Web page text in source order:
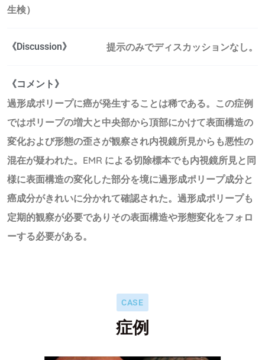
生検）
《Discussion》 提示のみでディスカッションなし。
《コメント》
過形成ポリープに癌が発生することは稀である。この症例
ではポリープの増大と中央部から頂部にかけて表面構造の
変化および形態の歪さが観察され内視鏡所見からも悪性の
混在が疑われた。EMR による切除標本でも内視鏡所見と同
様に表面構造の変化した部分を境に過形成ポリープ成分と
癌成分がきれいに分かれて確認された。過形成ポリープも
定期的観察が必要でありその表面構造や形態変化をフォロ
ーする必要がある。
CASE
症例